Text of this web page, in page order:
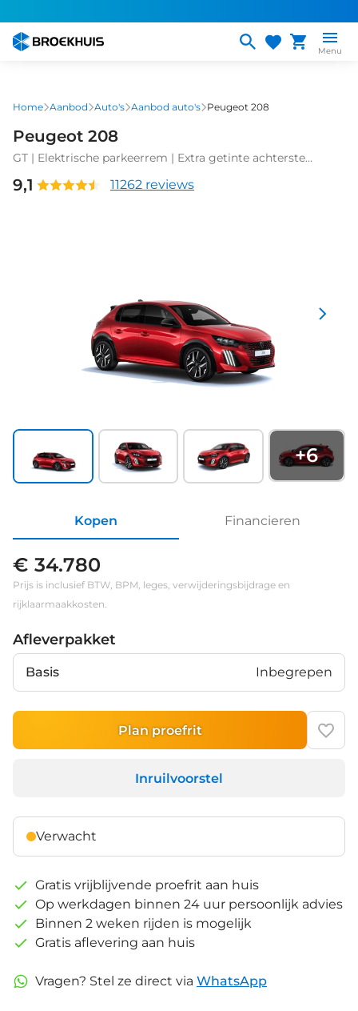
naar
gaan
Menu
Home Aanbod Auto's Aanbod auto's Peugeot 208
Peugeot 208
GT | Elektrische parkeerrem | Extra getinte achterste
achterruit
9,1 11262 reviews
+6
Kopen Financieren
€ 34.780
Prijs is inclusief BTW, BPM, leges, verwijderingsbijdrage en
rijklaarmaakkosten.
Afleverpakket
Basis Inbegrepen
Plan proefrit
Inruilvoorstel
Verwacht
Gratis vrijblijvende proefrit aan huis
Op werkdagen binnen 24 uur persoonlijk advies
Binnen 2 weken rijden is mogelijk
Gratis aflevering aan huis
Vragen? Stel ze direct via WhatsApp